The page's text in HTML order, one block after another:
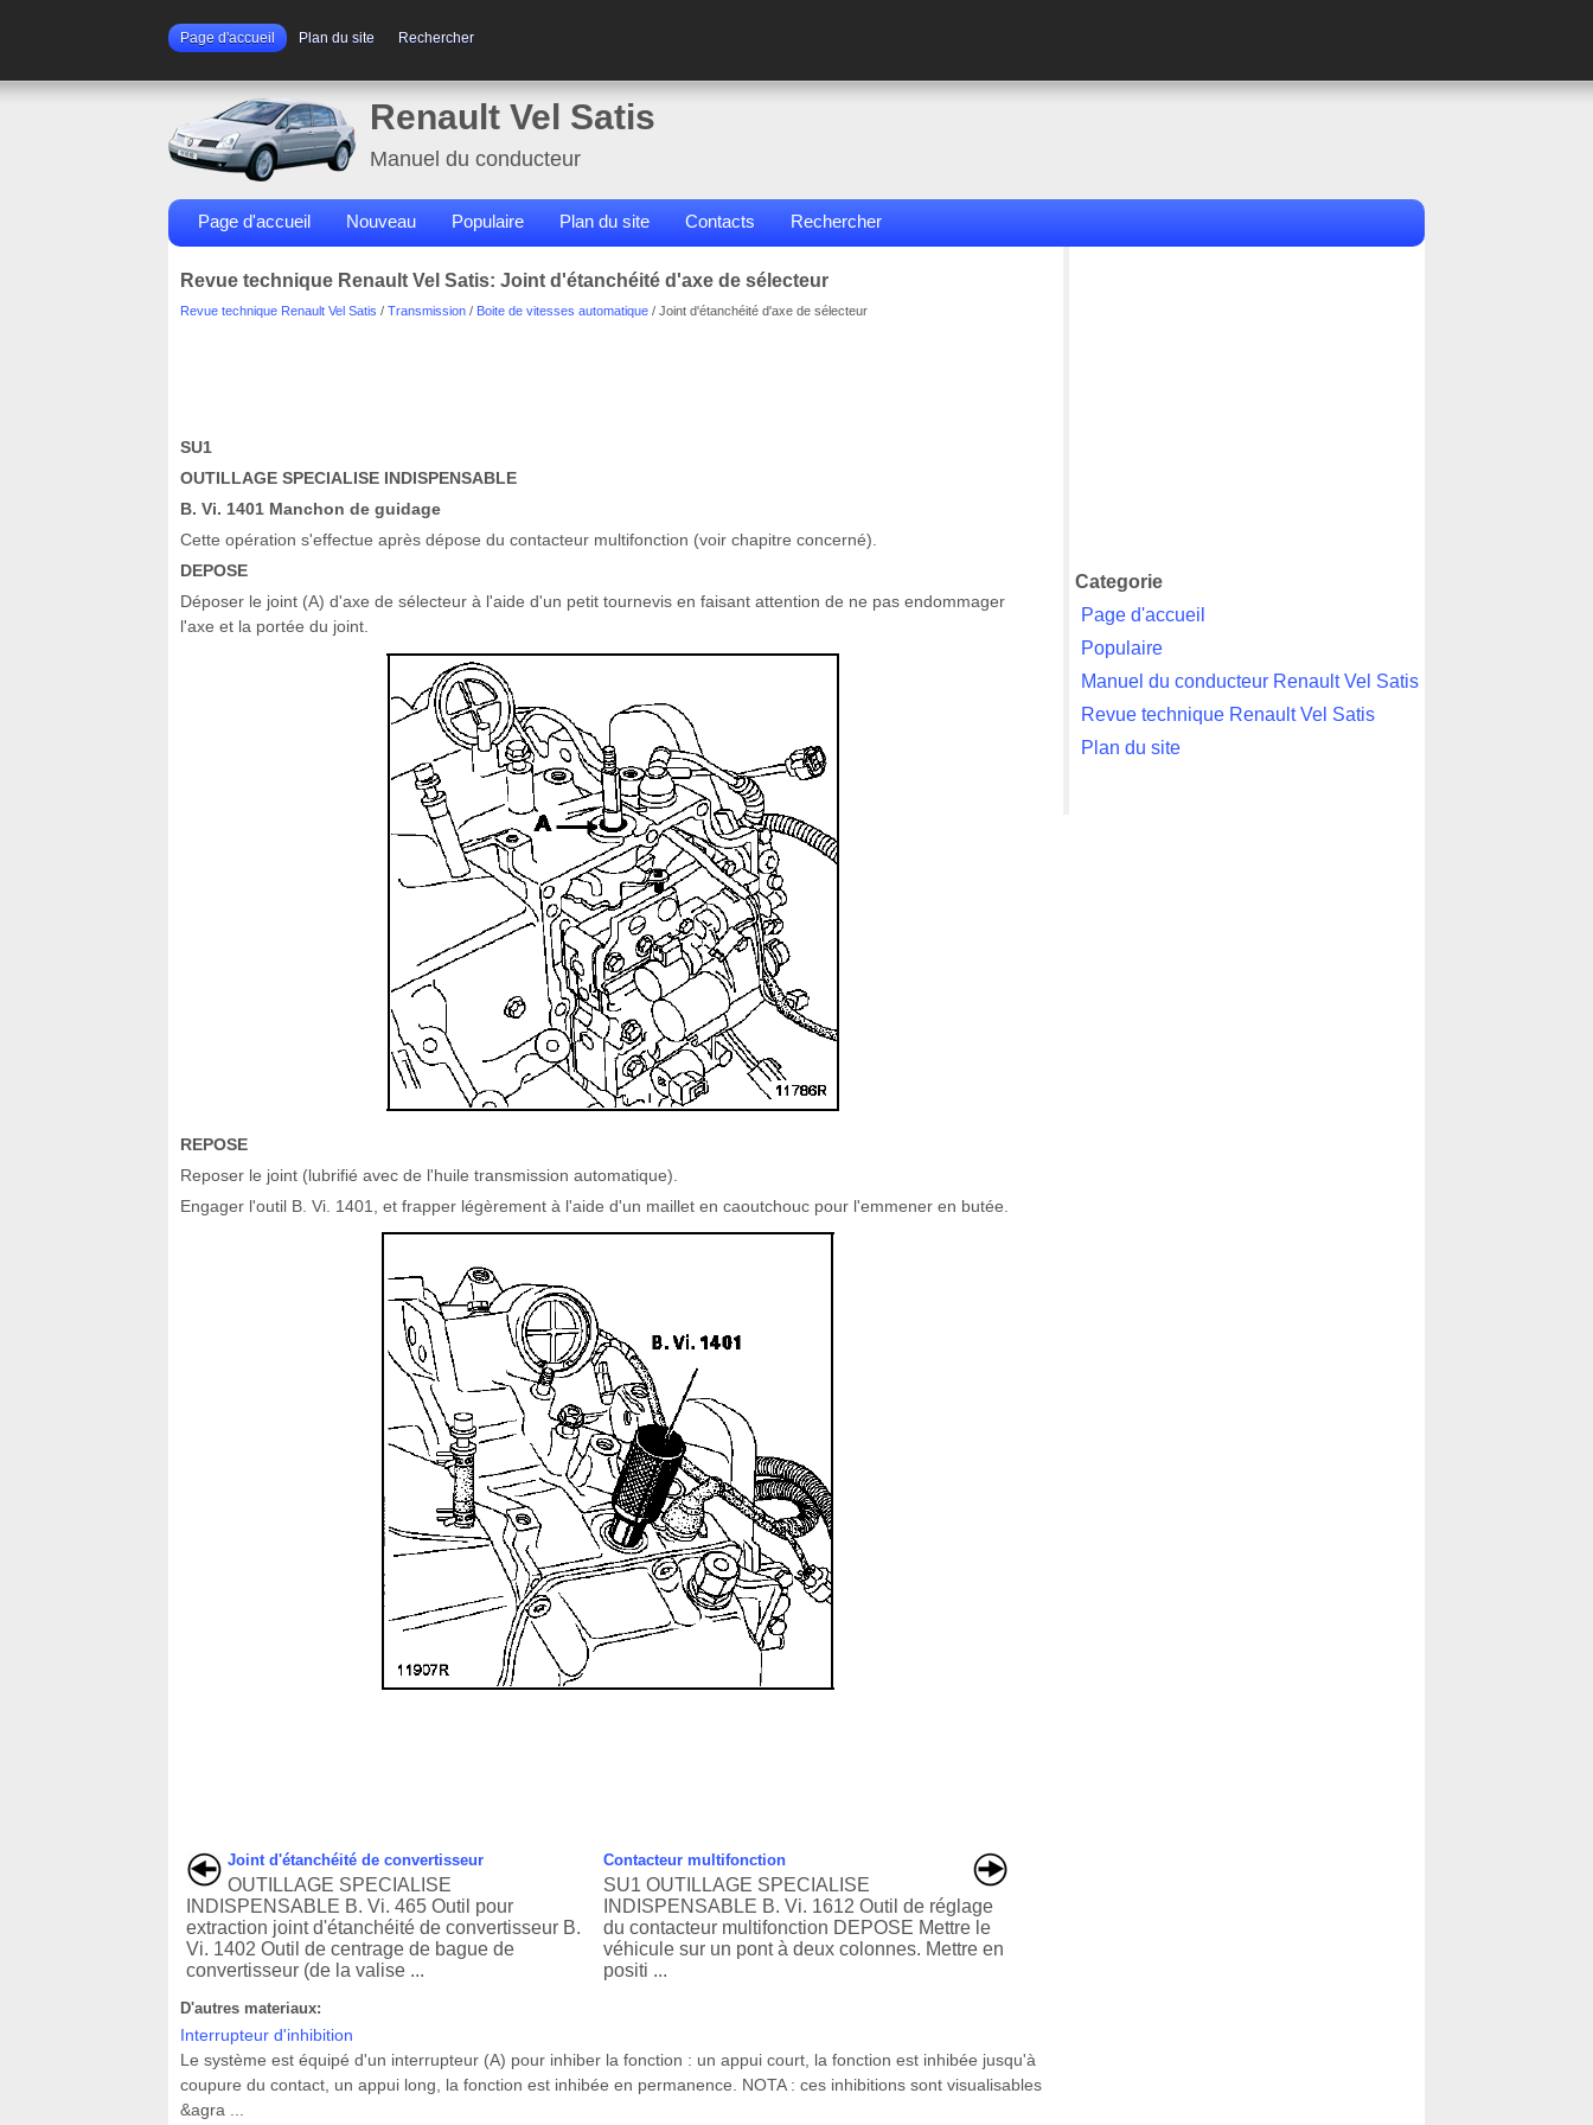
Page d'accueil Plan du site Rechercher
Renault Vel Satis
Manuel du conducteur
Page d'accueil Nouveau Populaire Plan du site Contacts Rechercher
Revue technique Renault Vel Satis: Joint d'étanchéité d'axe de sélecteur
Revue technique Renault Vel Satis / Transmission / Boite de vitesses automatique / Joint d'étanchéité d'axe de sélecteur
SU1
OUTILLAGE SPECIALISE INDISPENSABLE
B. Vi. 1401 Manchon de guidage
Cette opération s'effectue après dépose du contacteur multifonction (voir chapitre concerné).
DEPOSE
Déposer le joint (A) d'axe de sélecteur à l'aide d'un petit tournevis en faisant attention de ne pas endommager
l'axe et la portée du joint.
REPOSE
Reposer le joint (lubrifié avec de l'huile transmission automatique).
Engager l'outil B. Vi. 1401, et frapper légèrement à l'aide d'un maillet en caoutchouc pour l'emmener en butée.
Joint d'étanchéité de convertisseur
OUTILLAGE SPECIALISE
INDISPENSABLE B. Vi. 465 Outil pour
extraction joint d'étanchéité de convertisseur B.
Vi. 1402 Outil de centrage de bague de
convertisseur (de la valise ...
Contacteur multifonction
SU1 OUTILLAGE SPECIALISE
INDISPENSABLE B. Vi. 1612 Outil de réglage
du contacteur multifonction DEPOSE Mettre le
véhicule sur un pont à deux colonnes. Mettre en
positi ...
D'autres materiaux:
Interrupteur d'inhibition
Le système est équipé d'un interrupteur (A) pour inhiber la fonction : un appui court, la fonction est inhibée jusqu'à
coupure du contact, un appui long, la fonction est inhibée en permanence. NOTA : ces inhibitions sont visualisables
&agra ...
Categorie
Page d'accueil
Populaire
Manuel du conducteur Renault Vel Satis
Revue technique Renault Vel Satis
Plan du site